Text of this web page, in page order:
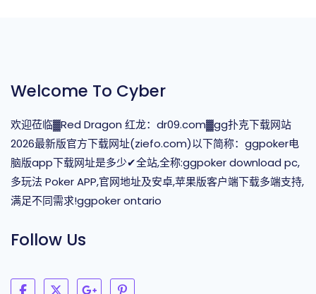
Welcome To Cyber
欢迎莅临▓Red Dragon 红龙：dr09.com▓gg扑克下载网站
2026最新版官方下载网址(ziefo.com)以下简称：ggpoker电
脑版app下载网址是多少✔全站,全称:ggpoker download pc,
多玩法 Poker APP,官网地址及安卓,苹果版客户端下载多端支持,
满足不同需求!ggpoker ontario
Follow Us